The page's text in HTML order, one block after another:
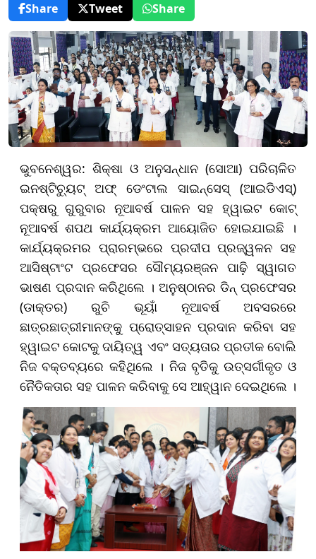
Share
Tweet Share
ଭୁବନେଶ୍ୱର: ଶିକ୍ଷା ଓ ଅନୁସନ୍ଧାନ (ସୋଆ) ପରିଚାଳିତ
ଇନଷ୍ଟିଚ୍ୟୁଟ୍ ଅଫ୍ ଡେଂଟାଲ ସାଇନ୍ସେସ୍ (ଆଇଡିଏସ୍)
ପକ୍ଷରୁ ଗୁରୁବାର ନୂଆବର୍ଷ ପାଳନ ସହ ହ୍ୱାଇଟ କୋଟ୍
ନୂଆବର୍ଷ ଶପଥ କାର୍ଯ୍ୟକ୍ରମ ଆୟୋଜିତ ହୋଇଯାଇଛି ।
କାର୍ଯ୍ୟକ୍ରମର ପ୍ରାରମ୍ଭରେ ପ୍ରଦୀପ ପ୍ରଜ୍ୱଳନ ସହ
ଆସିଷ୍ଟାଂଟ ପ୍ରଫେସର ସୌମ୍ୟରଞ୍ଜନ ପାଢ଼ି ସ୍ୱାଗତ
ଭାଷଣ ପ୍ରଦାନ କରିଥିଲେ । ଅନୁଷ୍ଠାନର ଡିନ୍ ପ୍ରଫେସର
(ଡାକ୍ତର) ରୁଚି ଭୂୟାଁ ନୂଆବର୍ଷ ଅବସରରେ
ଛାତ୍ରଛାତ୍ରୀମାନଙ୍କୁ ପ୍ରୋତ୍ସାହନ ପ୍ରଦାନ କରିବା ସହ
ହ୍ୱାଇଟ କୋଟକୁ ଦାୟିତ୍ୱ ଏବଂ ସତ୍ୟତାର ପ୍ରତୀକ ବୋଲି
ନିଜ ବକ୍ତବ୍ୟରେ କହିଥିଲେ । ନିଜ ବୃତିକୁ ଉତ୍ସର୍ଗୀକୃତ ଓ
ନୈତିକତାର ସହ ପାଳନ କରିବାକୁ ସେ ଆହ୍ୱାନ ଦେଇଥିଲେ ।